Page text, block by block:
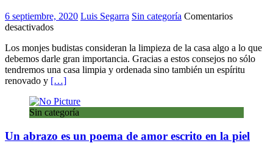
cariño
no
pide
6 septiembre, 2020 Luis Segarra Sin categoría Comentarios
desactivadosen
de
un
monje:
limpiando
casa
y
mente
Los monjes budistas consideran la limpieza de la casa algo a lo que
debemos darle gran importancia. Gracias a estos consejos no sólo
tendremos una casa limpia y ordenada sino también un espíritu
renovado y […]
Sin categoría
Un abrazo es un poema de amor escrito en la piel